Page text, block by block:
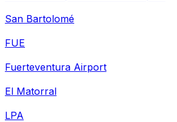
San Bartolomé
FUE
Fuerteventura Airport
El Matorral
LPA